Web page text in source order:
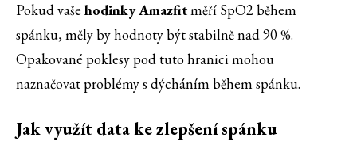
Pokud vaše hodinky Amazfitměří SpO2 během
spánku, měly by hodnoty být stabilně nad 90 %.
Opakované poklesy pod tuto hranici mohou
naznačovat problémy s dýcháním během spánku.
Jak využít data ke zlepšení spánku